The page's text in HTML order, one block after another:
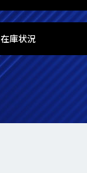
在庫状況